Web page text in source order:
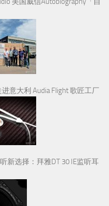
大利 Audia Flight 歌匠工厂
新选择：拜雅DT 30 IE监听耳